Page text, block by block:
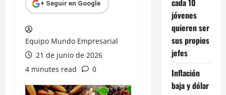
+ Seguir en Google
Equipo Mundo Empresarial
21 de junio de 2026
4 minutes read
0
jóvenes
quieren ser
sus propios
jefes
Inflación
baja y dólar